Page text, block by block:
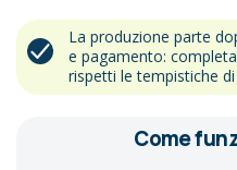
La produzione parte
e pagamento:
rispetti le tempistiche
Come